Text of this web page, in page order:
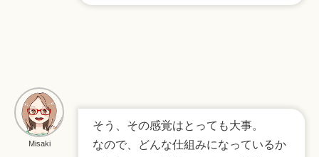
Misaki
そう、その感覚はとっても大事。
なので、どんな仕組みになっているか